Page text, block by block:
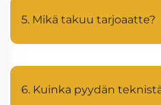
5. Mikä takuu tarjoaatte?
6. Kuinka pyydän